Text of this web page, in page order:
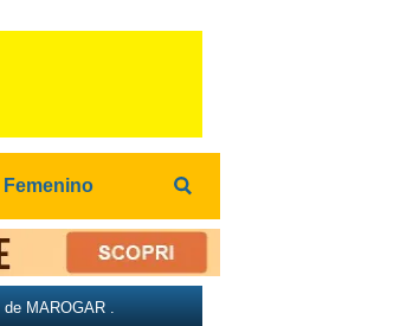
Femenino
de MAROGAR .